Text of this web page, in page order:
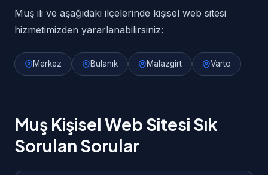
Muş ili ve aşağıdaki ilçelerinde kişisel web sitesi
hizmetimizden yararlanabilirsiniz:
Merkez Bulanık Malazgirt Varto
Muş Kişisel Web Sitesi Sık
Sorulan Sorular